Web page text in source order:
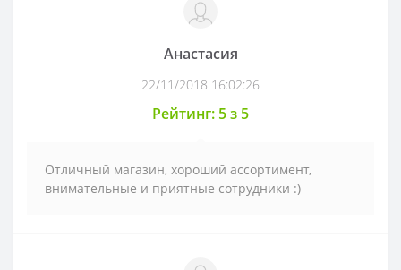
Анастасия
22/11/2018 16:02:26
Рейтинг: 5 з 5
Отличный магазин, хороший ассортимент,
внимательные и приятные сотрудники :)